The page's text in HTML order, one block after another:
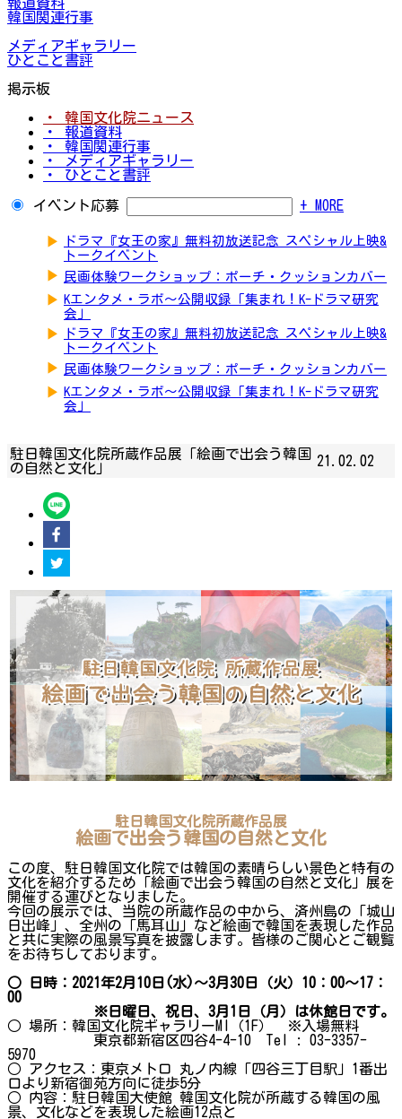
韓国関連行事
メディアギャラリー
ひとこと書評
掲示板
・ 韓国文化院ニュース
・ 報道資料
・ 韓国関連行事
・ メディアギャラリー
・ ひとこと書評
イベント応募 + MORE
▶
ドラマ『女王の家』無料初放送記念 スペシャル上映&
トークイベント
▶ 民画体験ワークショップ：ポーチ・クッションカバー
▶ Kエンタメ・ラボ～公開収録「集まれ！K-ドラマ研究
会」
▶
ドラマ『女王の家』無料初放送記念 スペシャル上映&
トークイベント
▶ 民画体験ワークショップ：ポーチ・クッションカバー
▶ Kエンタメ・ラボ～公開収録「集まれ！K-ドラマ研究
会」
駐日韓国文化院所蔵作品展「絵画で出会う韓国
の自然と文化」
21.02.02
駐日韓国文化院所蔵作品展
絵画で出会う韓国の自然と文化
この度、駐日韓国文化院では韓国の素晴らしい景色と特有の
文化を紹介するため「絵画で出会う韓国の自然と文化」展を
開催する運びとなりました。
今回の展示では、当院の所蔵作品の中から、済州島の「城山
日出峰」、全州の「馬耳山」など絵画で韓国を表現した作品
と共に実際の風景写真を披露します。皆様のご関心とご観覧
をお待ちしております。
○ 日時：2021年2月10日(水)～3月30日（火）10：00～17：
00
※日曜日、祝日、3月1日（月）は休館日です。
○ 場所：韓国文化院ギャラリーMI（1F） ※入場無料
東京都新宿区四谷4-4-10 Tel : 03-3357-
5970
○ アクセス：東京メトロ 丸ノ内線「四谷三丁目駅」1番出
口より新宿御苑方向に徒歩5分
○ 内容：駐日韓国大使館 韓国文化院が所蔵する韓国の風
景、文化などを表現した絵画12点と